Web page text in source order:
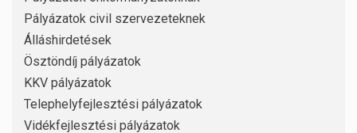
Pályázatok civil szervezeteknek
Álláshirdetések
Ösztöndíj pályázatok
KKV pályázatok
Telephelyfejlesztési pályázatok
Vidékfejlesztési pályázatok